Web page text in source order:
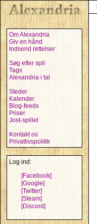
Om Alexandria
Giv en hånd
Indsend rettelser
Søg efter spil
Tags
Alexandria i tal
Steder
Kalender
Blog-feeds
Priser
Jost-spillet
Kontakt os
Privatlivspolitik
Log ind:
[Facebook]
[Google]
[Twitter]
[Steam]
[Discord]